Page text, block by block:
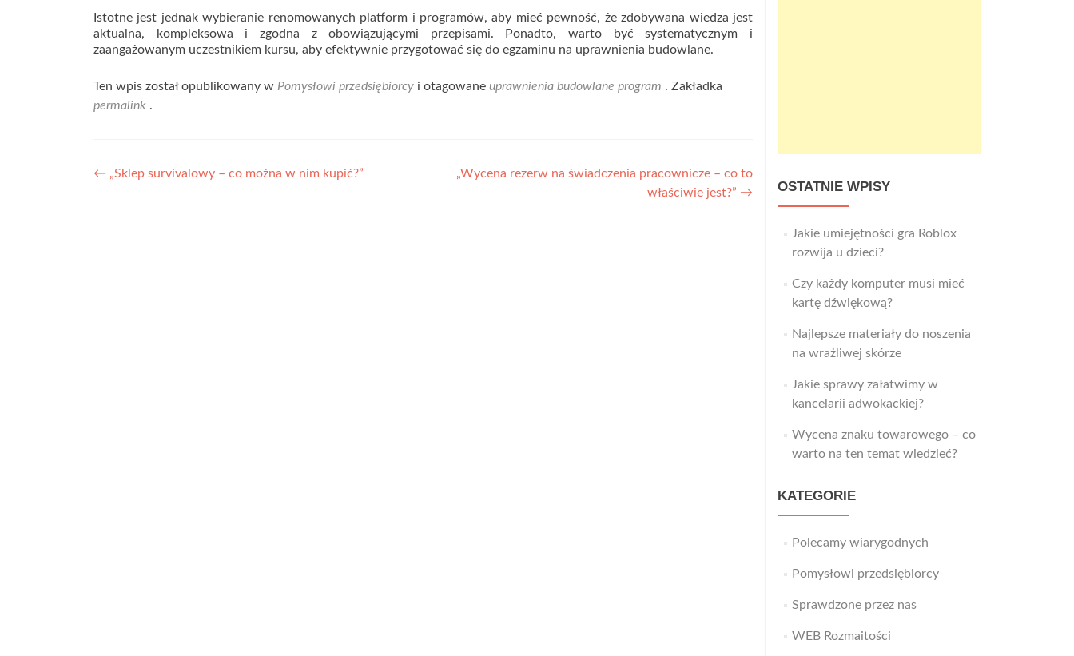
Istotne jest jednak wybieranie renomowanych platform i programów, aby mieć pewność, że zdobywana wiedza jest
aktualna, kompleksowa i zgodna z obowiązującymi przepisami. Ponadto, warto być systematycznym i
zaangażowanym uczestnikiem kursu, aby efektywnie przygotować się do egzaminu na uprawnienia budowlane.
Ten wpis został opublikowany w Pomysłowi przedsiębiorcy i otagowane uprawnienia budowlane program . Zakładka
permalink .
Nawigacja
← „Sklep survivalowy – co można w nim kupić?”
„Wycena rezerw na świadczenia pracownicze – co to
właściwie jest?” → OSTATNIE WPISY
Jakie umiejętności gra Roblox
rozwija u dzieci?
Czy każdy komputer musi mieć
kartę dźwiękową?
Najlepsze materiały do noszenia
na wrażliwej skórze
Jakie sprawy załatwimy w
kancelarii adwokackiej?
Wycena znaku towarowego – co
warto na ten temat wiedzieć?
KATEGORIE
Polecamy wiarygodnych
Pomysłowi przedsiębiorcy
Sprawdzone przez nas
WEB Rozmaitości